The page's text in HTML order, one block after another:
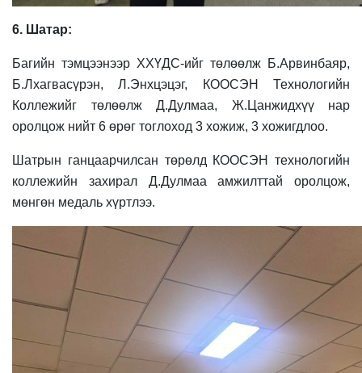
6. Шатар:
Багийн тэмцээнээр ХХҮДС-ийг төлөөлж Б.Арвинбаяр,
Б.Лхагвасүрэн, Л.Энхцэцэг, КООСЭН Технологийн
Коллежийг төлөөлж Д.Дулмаа, Ж.Цанжидхүү нар
оролцож нийт 6 өрөг тоглоход 3 хожиж, 3 хожигдлоо.
Шатрын ганцаарчилсан төрөлд КООСЭН технологийн
коллежийн захирал Д.Дулмаа амжилттай оролцож,
мөнгөн медаль хүртлээ.